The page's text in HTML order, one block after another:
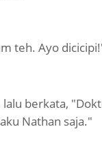
teh. Ayo
berkata,
Nathan saja."